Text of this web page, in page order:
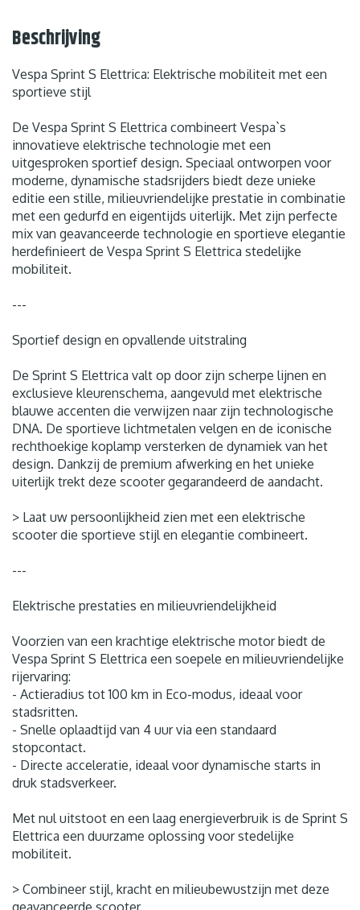
Beschrijving
Vespa Sprint S Elettrica: Elektrische mobiliteit met een
sportieve stijl
De Vespa Sprint S Elettrica combineert Vespa`s
innovatieve elektrische technologie met een
uitgesproken sportief design. Speciaal ontworpen voor
moderne, dynamische stadsrijders biedt deze unieke
editie een stille, milieuvriendelijke prestatie in combinatie
met een gedurfd en eigentijds uiterlijk. Met zijn perfecte
mix van geavanceerde technologie en sportieve elegantie
herdefinieert de Vespa Sprint S Elettrica stedelijke
mobiliteit.
---
Sportief design en opvallende uitstraling
De Sprint S Elettrica valt op door zijn scherpe lijnen en
exclusieve kleurenschema, aangevuld met elektrische
blauwe accenten die verwijzen naar zijn technologische
DNA. De sportieve lichtmetalen velgen en de iconische
rechthoekige koplamp versterken de dynamiek van het
design. Dankzij de premium afwerking en het unieke
uiterlijk trekt deze scooter gegarandeerd de aandacht.
> Laat uw persoonlijkheid zien met een elektrische
scooter die sportieve stijl en elegantie combineert.
---
Elektrische prestaties en milieuvriendelijkheid
Voorzien van een krachtige elektrische motor biedt de
Vespa Sprint S Elettrica een soepele en milieuvriendelijke
rijervaring:
- Actieradius tot 100 km in Eco-modus, ideaal voor
stadsritten.
- Snelle oplaadtijd van 4 uur via een standaard
stopcontact.
- Directe acceleratie, ideaal voor dynamische starts in
druk stadsverkeer.
Met nul uitstoot en een laag energieverbruik is de Sprint S
Elettrica een duurzame oplossing voor stedelijke
mobiliteit.
> Combineer stijl, kracht en milieubewustzijn met deze
geavanceerde scooter.